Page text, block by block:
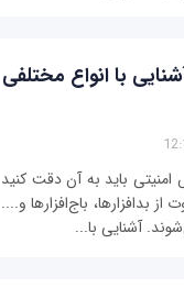
با انواع مختلفی
باید به آن دقت کنید
باج‌افزارها و....
آشنایی با...